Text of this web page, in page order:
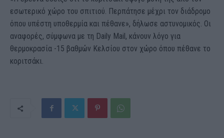
εσωτερικό χώρο του σπιτιού. Περπάτησε μέχρι τον διάδρομο
όπου υπέστη υποθερμία και πέθανε», δήλωσε αστυνομικός. Οι
αναφορές, σύμφωνα με τη Daily Mail, κάνουν λόγο για
θερμοκρασία -15 βαθμών Κελσίου στον χώρο όπου πέθανε το
κοριτσάκι.